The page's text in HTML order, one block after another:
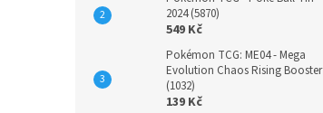
2024 (5870)
549 Kč
Pokémon TCG: ME04 - Mega
Evolution Chaos Rising Booster
(1032)
139 Kč